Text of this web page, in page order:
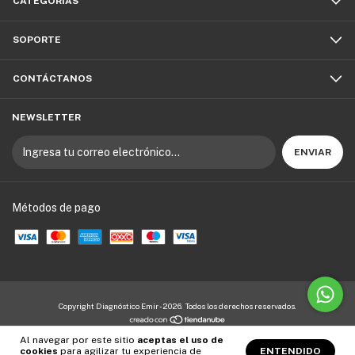
Al navegar por este sitio aceptas el uso de
cookies para agilizar tu experiencia de ENTENDIDO
SOPORTE
CONTÁCTANOS
NEWSLETTER
Métodos de pago
Copyright Diagnóstico Emir - 2026. Todos los derechos reservados.